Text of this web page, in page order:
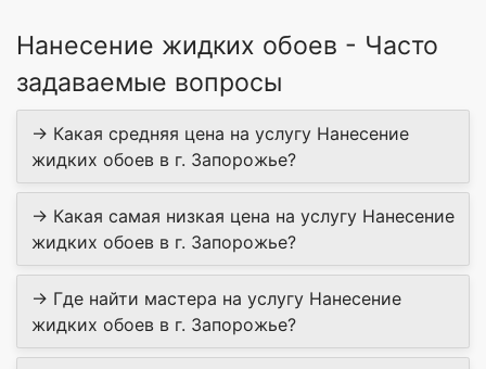
Нанесение жидких обоев - Часто
задаваемые вопросы
→ Какая средняя цена на услугу Нанесение
жидких обоев в г. Запорожье?
→ Какая самая низкая цена на услугу Нанесение
жидких обоев в г. Запорожье?
→ Где найти мастера на услугу Нанесение
жидких обоев в г. Запорожье?